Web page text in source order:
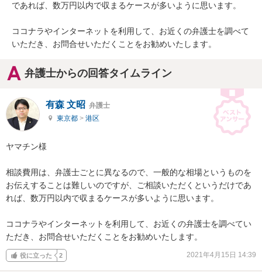
であれば、数万円以内で収まるケースが多いように思います。
ココナラやインターネットを利用して、お近くの弁護士を調べて
いただき、お問合せいただくことをお勧めいたします。
弁護士からの回答タイムライン
有森 文昭 弁護士
東京都 > 港区
ヤマチン様
相談費用は、弁護士ごとに異なるので、一般的な相場というものを
お伝えすることは難しいのですが、ご相談いただくというだけであ
れば、数万円以内で収まるケースが多いように思います。
ココナラやインターネットを利用して、お近くの弁護士を調べてい
ただき、お問合せいただくことをお勧めいたします。
役に立った 2 2021年4月15日 14:39